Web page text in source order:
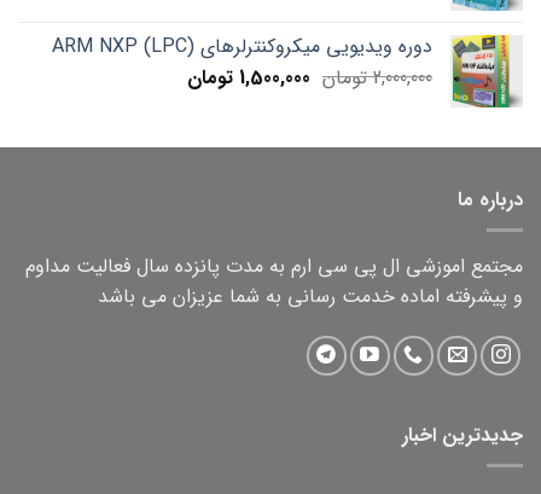
was:
1,000,000 تومان.
is:
750,000 تومان. دوره ویدیویی میکروکنترلرهای ARM NXP (LPC)
2,000,000 تومان Original
2,000,000 تومان.
1,500,000 تومانCurrent
1,500,000 تومان.
درباره ما
مجتمع اموزشی ال پی سی ارم به مدت پانزده سال فعالیت مداوم
و پیشرفته اماده خدمت رسانی به شما عزیزان می باشد
جدیدترین اخبار